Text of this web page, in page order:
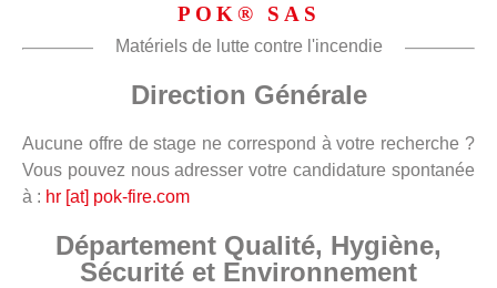
POK® SAS
Matériels de lutte contre l'incendie
Direction Générale
Aucune offre de stage ne correspond à votre recherche ?
Vous pouvez nous adresser votre candidature spontanée
à : hr [at] pok-fire.com
Département Qualité, Hygiène,
Sécurité et Environnement